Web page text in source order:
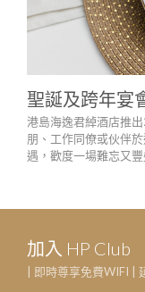
聖誕及跨年宴
港島海逸君綽酒店推
朋、工作同僚或伙伴
遇，歡度一場難忘又豐
加入 HP Club
| 即時尊享免費WIFI |